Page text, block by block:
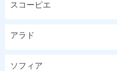
スコーピエ
アラド
ソフィア